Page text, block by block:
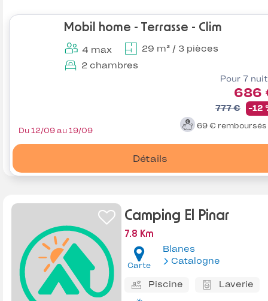
Mobil home - Terrasse - Clim
4 max
29 m² / 3 pièces
2 chambres
Pour 7
686
777 € -12
69 € remboursés
Détails
Du 12/09 au 19/09
Camping El Pinar
7.8 Km
Carte
Blanes
Catalogne
Piscine Laverie